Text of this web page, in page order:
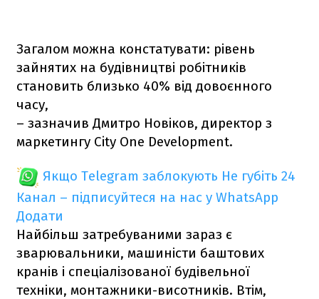
Загалом можна констатувати: рівень
зайнятих на будівництві робітників
становить близько 40% від довоєнного
часу,
– зазначив Дмитро Новіков, директор з
маркетингу City One Development.
Якщо Telegram заблокують Не губіть 24
Канал – підписуйтеся на нас у WhatsApp
Додати
Найбільш затребуваними зараз є
зварювальники, машиністи баштових
кранів і спеціалізованої будівельної
техніки, монтажники-висотників. Втім,